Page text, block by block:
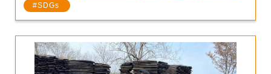
SDGs